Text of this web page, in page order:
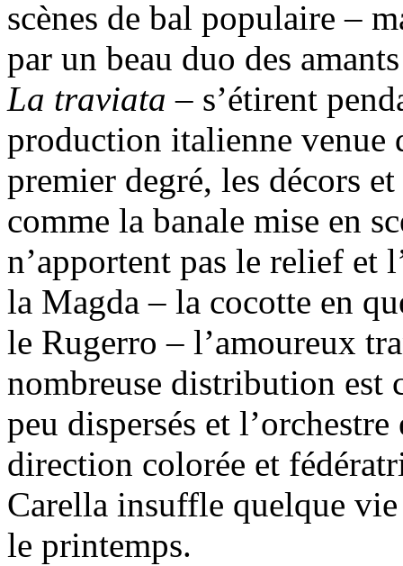
scènes de bal populaire –
par un beau duo des
La traviata – s’étirent
production italienne venue
premier degré, les décors
comme la banale mise en
n’apportent pas le relief et
la Magda – la cocotte en
le Rugerro – l’amoureux
nombreuse distribution est
peu dispersés et
direction colorée et
Carella insuffle quelque
le printemps.